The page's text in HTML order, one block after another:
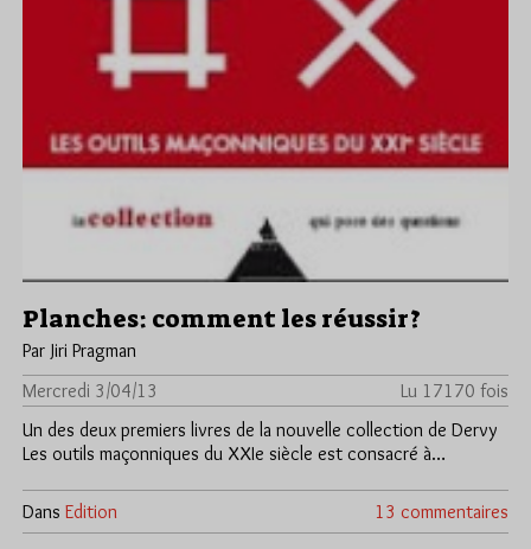
Planches: comment les réussir?
Par Jiri Pragman
Mercredi 3/04/13
Lu 17170 fois
Un des deux premiers livres de la nouvelle collection de Dervy
Les outils maçonniques du XXIe siècle est consacré à…
Dans Edition 13 commentaires